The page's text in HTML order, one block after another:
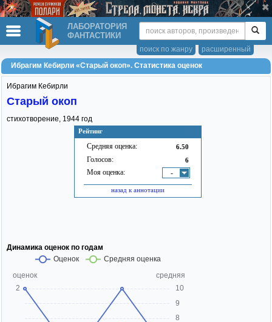
ЛАБОРАТОРИЯ
ФАНТАСТИКИ
расширенный
поиск по жанру
Ибрагим Кебирли «Старый окоп». Статистика оценок
Рейтинг
Средняя оценка: 6.50
Голосов: 6
Моя оценка: -
назад к аннотации
Ибрагим Кебирли
Старый окоп
стихотворение, 1944 год
Динамика оценок по годам